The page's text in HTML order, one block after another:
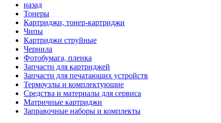
назад
Тонеры
Картриджи, тонер-картриджи
Чипы
Картриджи струйные
Чернила
Фотобумага, пленка
Запчасти для картриджей
Запчасти для печатающих устройств
Термоузлы и комплектующие
Средства и материалы для сервиса
Матричные картриджи
Заправочные наборы и комплекты